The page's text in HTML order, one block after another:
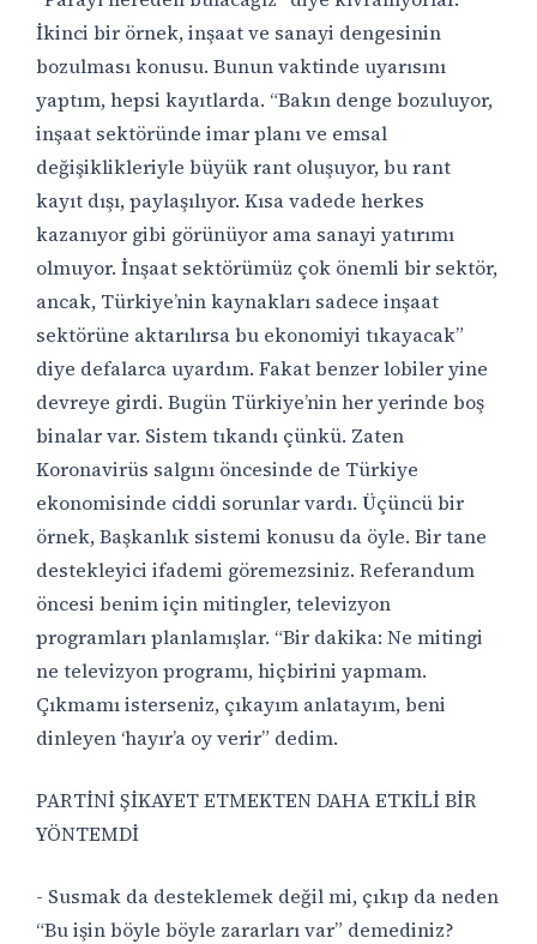
İkinci bir örnek, inşaat ve sanayi dengesinin
bozulması konusu. Bunun vaktinde uyarısını
yaptım, hepsi kayıtlarda. “Bakın denge bozuluyor,
inşaat sektöründe imar planı ve emsal
değişiklikleriyle büyük rant oluşuyor, bu rant
kayıt dışı, paylaşılıyor. Kısa vadede herkes
kazanıyor gibi görünüyor ama sanayi yatırımı
olmuyor. İnşaat sektörümüz çok önemli bir sektör,
ancak, Türkiye’nin kaynakları sadece inşaat
sektörüne aktarılırsa bu ekonomiyi tıkayacak”
diye defalarca uyardım. Fakat benzer lobiler yine
devreye girdi. Bugün Türkiye’nin her yerinde boş
binalar var. Sistem tıkandı çünkü. Zaten
Koronavirüs salgını öncesinde de Türkiye
ekonomisinde ciddi sorunlar vardı. Üçüncü bir
örnek, Başkanlık sistemi konusu da öyle. Bir tane
destekleyici ifademi göremezsiniz. Referandum
öncesi benim için mitingler, televizyon
programları planlamışlar. “Bir dakika: Ne mitingi
ne televizyon programı, hiçbirini yapmam.
Çıkmamı isterseniz, çıkayım anlatayım, beni
dinleyen ‘hayır’a oy verir” dedim.
PARTİNİ ŞİKAYET ETMEKTEN DAHA ETKİLİ BİR
YÖNTEMDİ
- Susmak da desteklemek değil mi, çıkıp da neden
“Bu işin böyle böyle zararları var” demediniz?